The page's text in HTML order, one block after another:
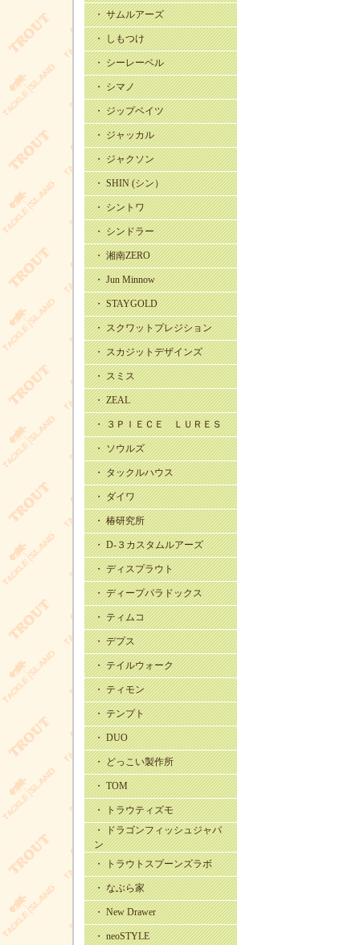
・ サムルアーズ
・ しもつけ
・ シーレーベル
・ シマノ
・ ジップベイツ
・ ジャッカル
・ ジャクソン
・ SHIN (シン）
・ シントワ
・ シンドラー
・ 湘南ZERO
・ Jun Minnow
・ STAYGOLD
・ スクワットプレジション
・ スカジットデザインズ
・ スミス
・ ZEAL
・ ３ＰＩＥＣＥ ＬＵＲＥＳ
・ ソウルズ
・ タックルハウス
・ ダイワ
・ 椿研究所
・ D-３カスタムルアーズ
・ ディスプラウト
・ ディープパラドックス
・ ティムコ
・ デプス
・ テイルウォーク
・ ティモン
・ テンプト
・ DUO
・ どっこい製作所
・ TOM
・ トラウティズモ
・ ドラゴンフィッシュジャパ
ン
・ トラウトスプーンズラボ
・ なぶら家
・ New Drawer
・ neoSTYLE